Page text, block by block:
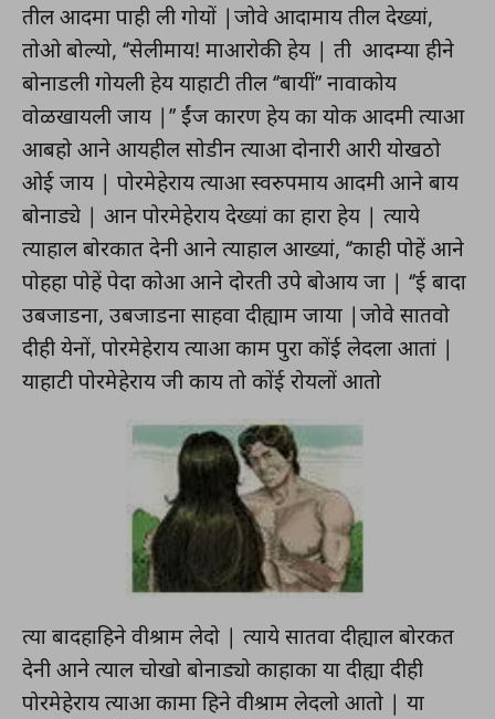
तील आदमा पाही ली गोयों |जोवे आदामाय तील देख्यां,
तोओ बोल्यो, ‘’सेलीमाय! माआरोकी हेय | ती आदम्या हीने
बोनाडली गोयली हेय याहाटी तील ‘’बायीं’’ नावाकोय
वोळखायली जाय |’’ ईंज कारण हेय का योक आदमी त्याआ
आबहो आने आयहील सोडीन त्याआ दोनारी आरी योखठो
ओई जाय | पोरमेहेराय त्याआ स्वरुपमाय आदमी आने बाय
बोनाड्ये | आन पोरमेहेराय देख्यां का हारा हेय | त्याये
त्याहाल बोरकात देनी आने त्याहाल आख्यां, ‘’काही पोहें आने
पोहहा पोहें पेदा कोआ आने दोरती उपे बोआय जा | ‘’ई बादा
उबजाडना, उबजाडना साहवा दीह्याम जाया |जोवे सातवो
दीही येनों, पोरमेहेराय त्याआ काम पुरा कोंई लेदला आतां |
याहाटी पोरमेहेराय जी काय तो कोंई रोयलों आतो
त्या बादहाहिने वीश्राम लेदो | त्याये सातवा दीह्याल बोरकत
देनी आने त्याल चोखो बोनाड्यो काहाका या दीह्या दीही
पोरमेहेराय त्याआ कामा हिने वीश्राम लेदलो आतो | या